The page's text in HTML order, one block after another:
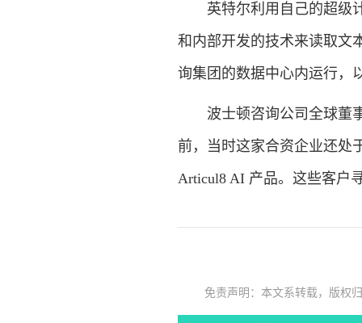
英特尔利用自己的超级计
和内部开发的技术来读取文
询集团的数据中心内运行，
波士顿咨询公司全球董事
前，当时这家合资企业还处
Articul8 AI 产品。这些客户
免责声明：本文系转载，版权